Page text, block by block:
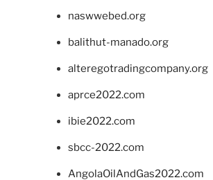
naswwebed.org
balithut-manado.org
alteregotradingcompany.org
aprce2022.com
ibie2022.com
sbcc-2022.com
AngolaOilAndGas2022.com